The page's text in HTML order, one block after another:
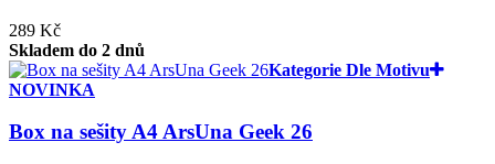
289 Kč
Skladem do 2 dnů
Kategorie Dle Motivu
NOVINKA
Box na sešity A4 ArsUna Geek 26